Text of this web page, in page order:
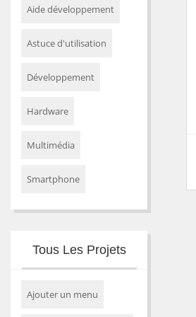
Aide développement
Astuce d'utilisation
Développement
Hardware
Multimédia
Smartphone
Tous Les Projets
Ajouter un menu